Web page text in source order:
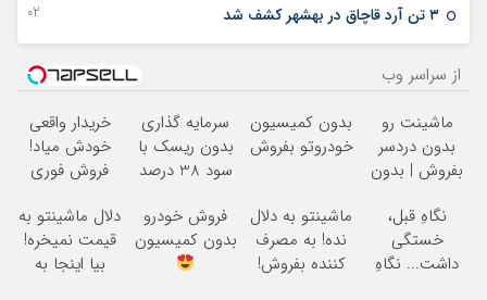
۳ تن آرد قاچاق در بهشهر کشف شد 02 سپتامبر 2023
از سراسر وب
ماشینت رو
بدون دردسر
بفروش | بدون
بدون کمیسیون
خودروتو بفروش
سرمایه گذاری
بدون ریسک با
سود 38 درصد
خریدار واقعی
خودش میاد!
فروش فوری
مکانیک
نگاهِ قبل،
خستگی
داشت... نگاهِ
ماشینتو به دلال
نده! به مصرف
کننده بفروش!
فروش خودرو
بدون کمیسیون
دلال ماشینتو به
قیمت نمیخره!
بیا اینجا به